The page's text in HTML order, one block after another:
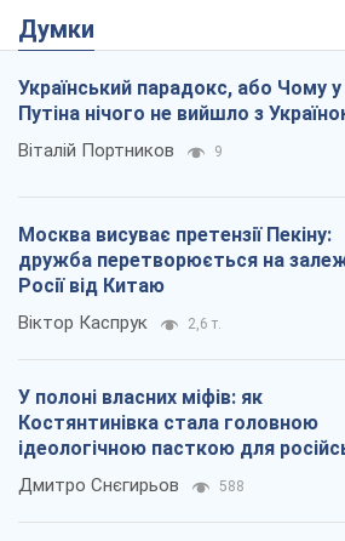
Думки
Український парадокс, або Чому у
Путіна нічого не вийшло з
Віталій Портников 9
Москва висуває претензії Пекіну:
дружба перетворюється на
Росії від Китаю
Віктор Каспрук 2,6 т.
У полоні власних міфів: як
Костянтинівка стала головною
ідеологічною пасткою для
окупантів
Дмитро Снєгирьов 588